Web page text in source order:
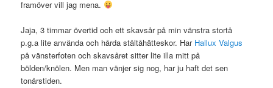
framöver vill jag mena.
Jaja, 3 timmar övertid och ett skavsår på min vänstra stortå
p.g.a lite använda och hårda ståltåhätteskor. Har Hallux Valgus
på vänsterfoten och skavsåret sitter lite illa mitt på
bölden/knölen. Men man vänjer sig nog, har ju haft det sen
tonårstiden.